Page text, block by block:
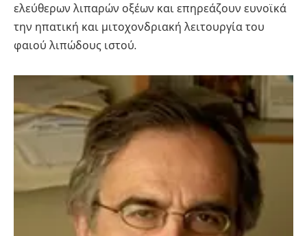
ελεύθερων λιπαρών οξέων και επηρεάζουν ευνοϊκά
την ηπατική και μιτοχονδριακή λειτουργία του
φαιού λιπώδους ιστού.